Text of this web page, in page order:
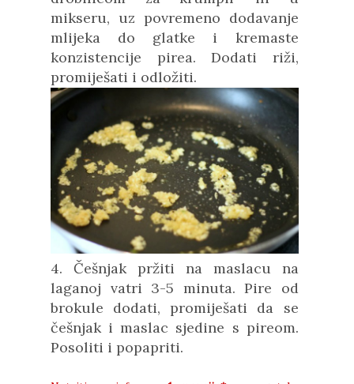
mikseru, uz povremeno dodavanje
mlijeka do glatke i kremaste
konzistencije pirea. Dodati riži,
promiješati i odložiti.
4. Češnjak pržiti na maslacu na
laganoj vatri 3-5 minuta. Pire od
brokule dodati, promiješati da se
češnjak i maslac sjedine s pireom.
Posoliti i popapriti.